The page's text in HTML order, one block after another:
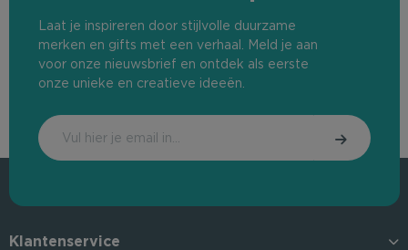
Laat je inspireren door stijlvolle duurzame
merken en gifts met een verhaal. Meld je aan
voor onze nieuwsbrief en ontdek als eerste
onze unieke en creatieve ideeën.
Klantenservice